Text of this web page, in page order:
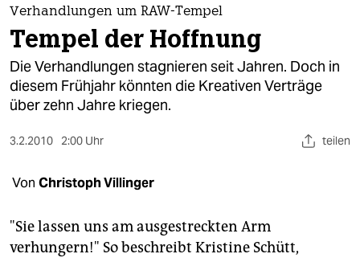
themen
politik
öko
sport
berlin
Verhandlungen um RAW-Tempel
Tempel der Hoffnung
Die Verhandlungen stagnieren seit Jahren. Doch in
diesem Frühjahr könnten die Kreativen Verträge
über zehn Jahre kriegen.
3.2.2010 2:00 Uhr teilen
Von Christoph Villinger
"Sie lassen uns am ausgestreckten Arm
verhungern!" So beschreibt Kristine Schütt,